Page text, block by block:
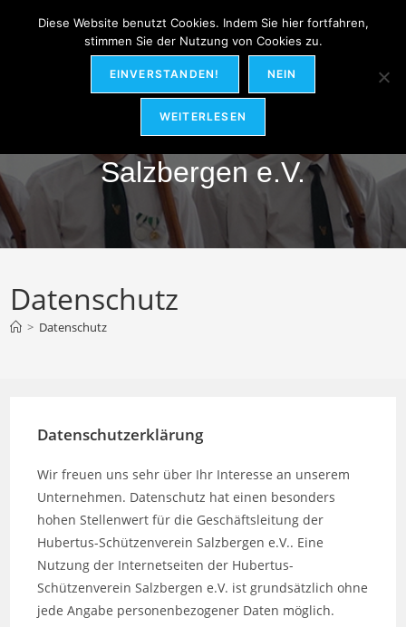
MENÜ
Hubertus-Schützenverein
Salzbergen e.V.
Datenschutz
> Datenschutz
Datenschutzerklärung
Wir freuen uns sehr über Ihr Interesse an unserem
Unternehmen. Datenschutz hat einen besonders
hohen Stellenwert für die Geschäftsleitung der
Hubertus-Schützenverein Salzbergen e.V.. Eine
Nutzung der Internetseiten der Hubertus-
Schützenverein Salzbergen e.V. ist grundsätzlich ohne
jede Angabe personenbezogener Daten möglich.
Diese Website benutzt Cookies. Indem Sie hier fortfahren,
stimmen Sie der Nutzung von Cookies zu.
EINVERSTANDEN! NEIN
WEITERLESEN